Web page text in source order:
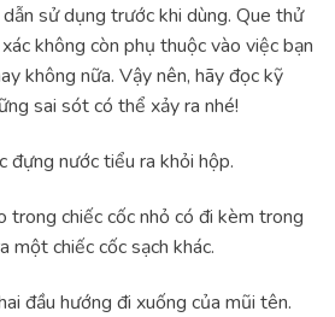
sử dụng trước khi dùng. Que thử
không còn phụ thuộc vào việc bạn
không nữa. Vậy nên, hãy đọc kỹ
sai sót có thể xảy ra nhé!
đựng nước tiểu ra khỏi hộp.
trong chiếc cốc nhỏ có đi kèm trong
một chiếc cốc sạch khác.
đầu hướng đi xuống của mũi tên.